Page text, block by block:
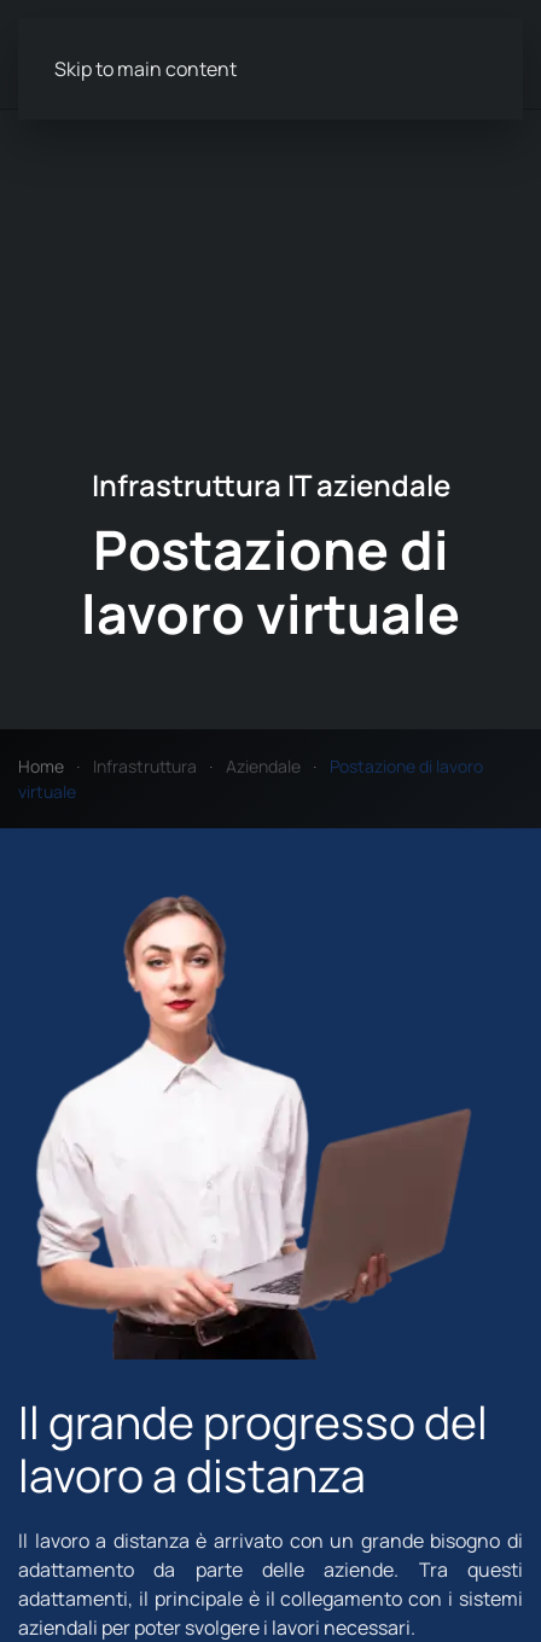
Skip to main content
Infrastruttura IT aziendale
Postazione di
lavoro virtuale
Home Infrastruttura Aziendale
Postazione di lavoro
virtuale
Il grande progresso del
lavoro a distanza
Il lavoro a distanza è arrivato con un grande bisogno di
adattamento da parte delle aziende. Tra questi
adattamenti, il principale è il collegamento con i sistemi
aziendali per poter svolgere i lavori necessari.